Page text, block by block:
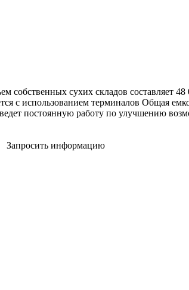
собственных сухих складов составляет
с использованием терминалов Общая
постоянную работу по улучшению
Запросить информацию